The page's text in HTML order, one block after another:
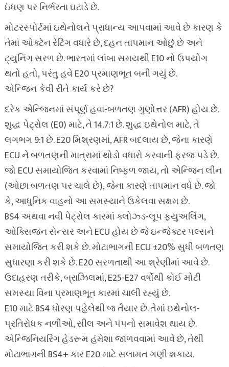
ઇંધણ પર નિર્ભરતા ઘટાડે છે.
મોટરસ્પોર્ટમાં ઇથેનોલને પ્રાધાન્ય આપવામાં આવે છે કારણ કે
તેમાં ઓક્ટેન રેટિંગ વધારે છે, દહન તાપમાન ઓછું છે અને
ટ્યુનિંગ સરળ છે. ભારતમાં લાંબા સમયથી E10 નો ઉપયોગ
થતો હતો, પરંતુ હવે E20 પ્રમાણભૂત બની ગયું છે.
એન્જિન કેવી રીતે કાર્ય કરે છે?
દરેક એન્જિનમાં સંપૂર્ણ હવા-બળતણ ગુણોત્તર (AFR) હોય છે.
શુદ્ધ પેટ્રોલ (E0) માટે, તે 14.7:1 છે. શુદ્ધ ઇથેનોલ માટે, તે
લગભગ 9:1 છે. E20 મિશ્રણમાં, AFR બદલાય છે, જેના કારણે
ECU ને બળતણની માત્રામાં થોડો વધારો કરવાની ફરજ પડે છે.
જો ECU સમાયોજિત કરવામાં નિષ્ફળ જાય, તો એન્જિન લીન
(ઓછા બળતણ પર ચાલે છે), જેના કારણે તાપમાન વધે છે. જો
કે, આધુનિક વાહનો આ સમસ્યાને ઉકેલવા સક્ષમ છે.
BS4 અથવા નવી પેટ્રોલ કારમાં ક્લોઝ્ડ-લૂપ ફ્યુઅલિંગ,
ઓક્સિજન સેન્સર અને ECU હોય છે જે ઇન્જેક્ટર પલ્સને
સમાયોજિત કરી શકે છે. મોટાભાગની ECU ±20% સુધી બળતણ
સુધારણા કરી શકે છે. E20 સરળતાથી આ શ્રેણીમાં આવે છે.
ઉદાહરણ તરીકે, બ્રાઝિલમાં, E25-E27 વર્ષોથી કોઈ મોટી
સમસ્યા વિના પ્રમાણભૂત કારમાં ચાલી રહ્યું છે.
E10 માટે BS4 ધોરણ પહેલેથી જ તૈયાર છે. તેમાં ઇથેનોલ-
પ્રતિરોધક નળીઓ, સીલ અને પંપનો સમાવેશ થાય છે.
એન્જિનિયરિંગ હેડરૂમ હંમેશા જાળવવામાં આવે છે, તેથી
મોટાભાગની BS4+ કાર E20 માટે સલામત ગણી શકાય.